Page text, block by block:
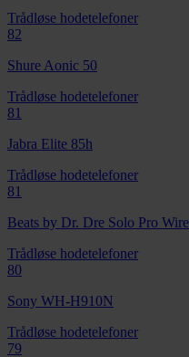
Trådløse hodetelefoner
82
Shure Aonic 50
Trådløse hodetelefoner
81
Jabra Elite 85h
Trådløse hodetelefoner
81
Beats by Dr. Dre Solo Pro
Trådløse hodetelefoner
80
Sony WH-H910N
Trådløse hodetelefoner
79